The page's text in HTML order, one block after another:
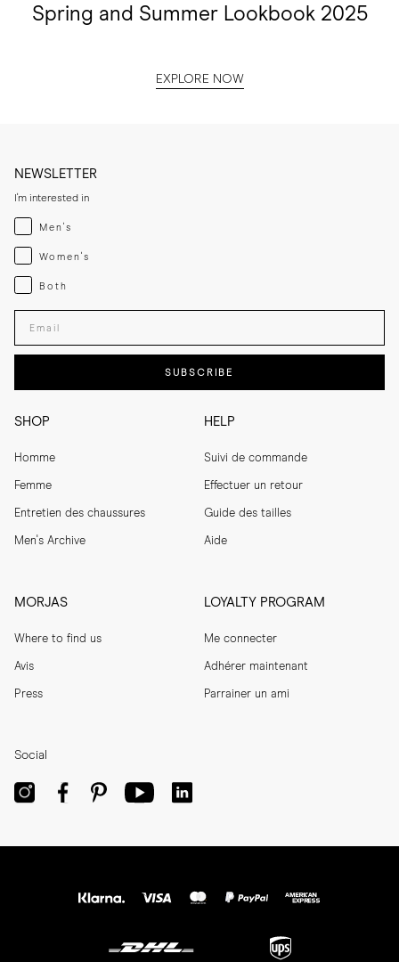
Spring and Summer Lookbook 2025
EXPLORE NOW
SHOP
Homme
Femme
Entretien des chaussures
Men's Archive
HELP
Suivi de commande
Effectuer un retour
Guide des tailles
Aide
MORJAS
Where to find us
Avis
Press
LOYALTY PROGRAM
Me connecter
Adhérer maintenant
Parrainer un ami
NEWSLETTER
I'm interested in
Menswear
Men's
Womenswear
Women's
Both
Both
Enter your email adress
SUBSCRIBE
Social